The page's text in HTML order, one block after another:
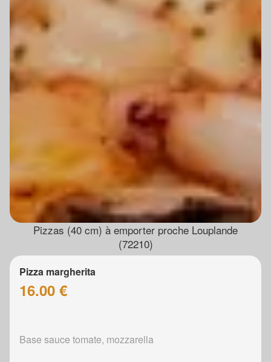
Pizzas (40 cm) à emporter proche Louplande
(72210)
Pizza margherita
16.00 €
Base sauce tomate, mozzarella